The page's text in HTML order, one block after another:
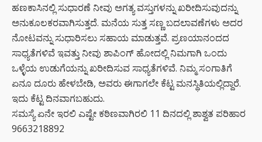
ಹಣಕಾಸಿನಲ್ಲಿ ಸುಧಾರಣೆ ನೀವು ಅಗತ್ಯ ವಸ್ತುಗಳನ್ನು ಖರೀದಿಸುವುದನ್ನು
ಅನುಕೂಲಕರವಾಗಿಸುತ್ತದೆ. ಮನೆಯ ಸುತ್ತ ಸಣ್ಣ ಬದಲಾವಣೆಗಳು ಅದರ
ನೋಟವನ್ನು ಸುಧಾರಿಸಲು ಸಹಾಯ ಮಾಡುತ್ತವೆ. ಪ್ರಣಯಾನಂದದ
ಸಾಧ್ಯತೆಗಳಿವೆ ಇವತ್ತು ನೀವು ಶಾಪಿಂಗ್ ಹೋದಲ್ಲಿ ನಿಮಗಾಗಿ ಒಂದು
ಒಳ್ಳೆಯ ಉಡುಗೆಯನ್ನು ಖರೀದಿಸುವ ಸಾಧ್ಯತೆಗಳಿವೆ. ನಿಮ್ಮ ಸಂಗಾತಿಗೆ
ಏನೂ ದೂರು ಹೇಳಬೇಡಿ, ಅವರು ಈಗಾಗಲೇ ಕೆಟ್ಟ ಮನಸ್ಥಿತಿಯಲ್ಲಿದ್ದಾರೆ.
ಇದು ಕೆಟ್ಟ ದಿನವಾಗಬಹುದು.
ಸಮಸ್ಯೆ ಏನೇ ಇರಲಿ ಎಷ್ಟೇ ಕಠಿಣವಾಗಿರಲಿ 11 ದಿನದಲ್ಲಿ ಶಾಶ್ವತ ಪರಿಹಾರ
9663218892